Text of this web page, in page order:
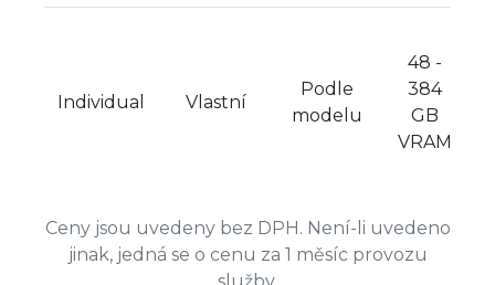
Individual Vlastní
Podle
modelu
48 -
384
GB
VRAM
Ceny jsou uvedeny bez DPH. Není-li uvedeno
jinak, jedná se o cenu za 1 měsíc provozu
služby.